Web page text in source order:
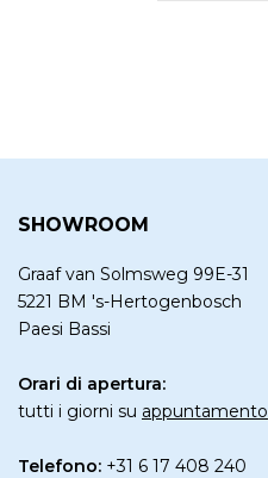
SHOWROOM
Graaf van Solmsweg 99E-31
5221 BM 's-Hertogenbosch
Paesi Bassi
Orari di apertura:
tutti i giorni su appuntamento
Telefono: +31 6 17 408 240